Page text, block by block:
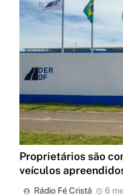
Proprietários são
veículos
Rádio Fé Cristã 6